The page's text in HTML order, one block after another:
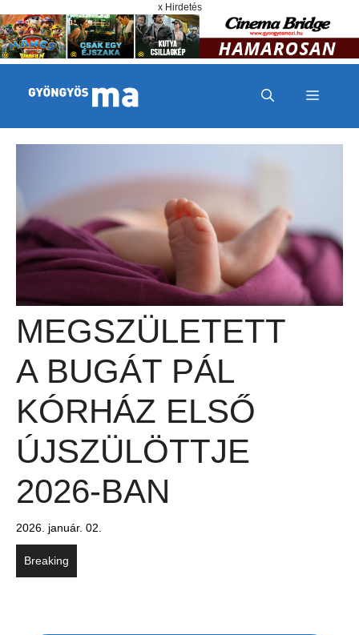
x Hirdetés
MENÜ
MEGSZÜLETETT
A BUGÁT PÁL
KÓRHÁZ ELSŐ
ÚJSZÜLÖTTJE
2026-BAN
2026. január. 02.
Breaking